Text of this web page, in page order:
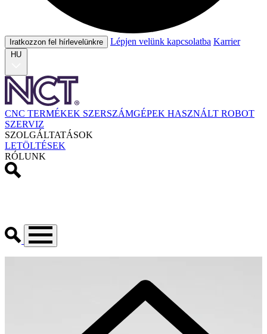
Iratkozzon fel hírlevelünkre Lépjen velünk kapcsolatba Karrier
HU
CNC TERMÉKEK SZERSZÁMGÉPEK HASZNÁLT ROBOT
SZERVIZ
SZOLGÁLTATÁSOK
LETÖLTÉSEK
RÓLUNK